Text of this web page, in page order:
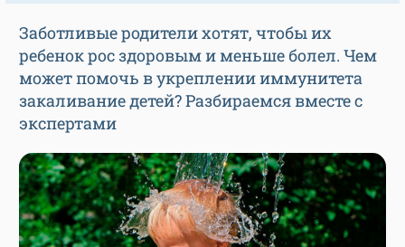
Заботливые родители хотят, чтобы их
ребенок рос здоровым и меньше болел. Чем
может помочь в укреплении иммунитета
закаливание детей? Разбираемся вместе с
экспертами